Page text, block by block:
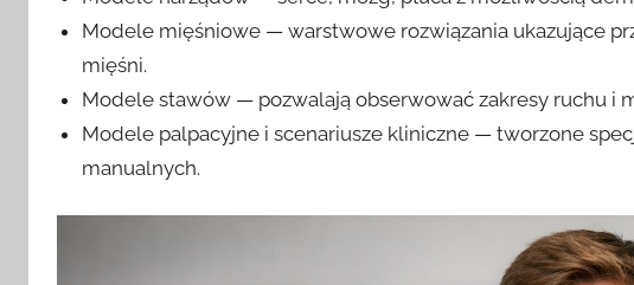
Modele mięśniowe — warstwowe rozwiązania ukazujące
mięśni.
Modele stawów — pozwalają obserwować zakresy ruchu i
Modele palpacyjne i scenariusze kliniczne — tworzone
manualnych.